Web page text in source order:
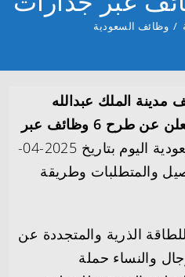
/ وظائف السعودية
مدينة الملك عبدالله
للطاقة الذرية والمتجددة تعلن عن طرح 6 وظائف عبر
ضمن وظائف السعودية اليوم بتاريخ 2025-04-
التفاصيل والمتطلبات وطريقة
الذرية والمتجددة عن
والنساء حملة